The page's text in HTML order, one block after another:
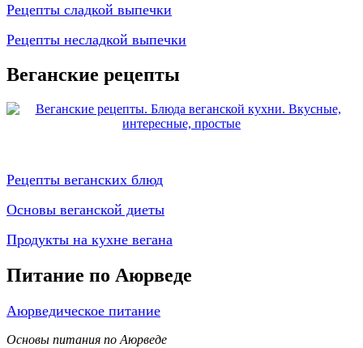
Рецепты сладкой выпечки
Рецепты несладкой выпечки
Веганские рецепты
Рецепты веганских блюд
Основы веганской диеты
Продукты на кухне вегана
Питание по Аюрведе
Аюрведическое питание
Основы питания по Аюрведе